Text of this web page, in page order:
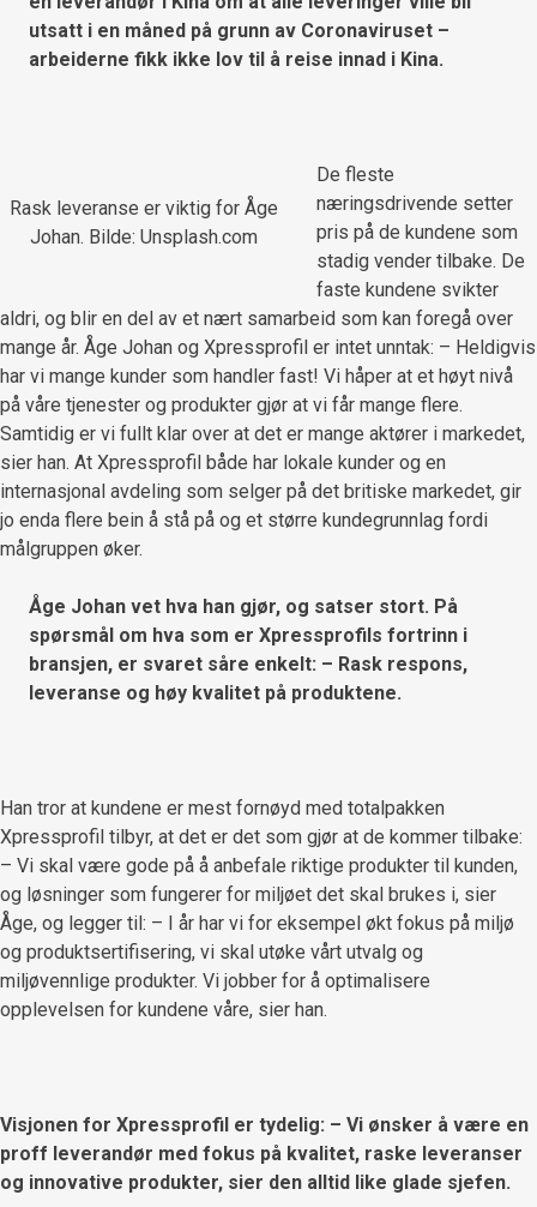
utsatt i en måned på grunn av Coronaviruset –
arbeiderne fikk ikke lov til å reise innad i Kina.
Rask leveranse er viktig for Åge
Johan. Bilde: Unsplash.com
De fleste
næringsdrivende setter
pris på de kundene som
stadig vender tilbake. De
faste kundene svikter
aldri, og blir en del av et nært samarbeid som kan foregå over
mange år. Åge Johan og Xpressprofil er intet unntak: – Heldigvis
har vi mange kunder som handler fast! Vi håper at et høyt nivå
på våre tjenester og produkter gjør at vi får mange flere.
Samtidig er vi fullt klar over at det er mange aktører i markedet,
sier han. At Xpressprofil både har lokale kunder og en
internasjonal avdeling som selger på det britiske markedet, gir
jo enda flere bein å stå på og et større kundegrunnlag fordi
målgruppen øker.
Åge Johan vet hva han gjør, og satser stort. På
spørsmål om hva som er Xpressprofils fortrinn i
bransjen, er svaret såre enkelt: – Rask respons,
leveranse og høy kvalitet på produktene.
Han tror at kundene er mest fornøyd med totalpakken
Xpressprofil tilbyr, at det er det som gjør at de kommer tilbake:
– Vi skal være gode på å anbefale riktige produkter til kunden,
og løsninger som fungerer for miljøet det skal brukes i, sier
Åge, og legger til: – I år har vi for eksempel økt fokus på miljø
og produktsertifisering, vi skal utøke vårt utvalg og
miljøvennlige produkter. Vi jobber for å optimalisere
opplevelsen for kundene våre, sier han.
Visjonen for Xpressprofil er tydelig: – Vi ønsker å være en
proff leverandør med fokus på kvalitet, raske leveranser
og innovative produkter, sier den alltid like glade sjefen.